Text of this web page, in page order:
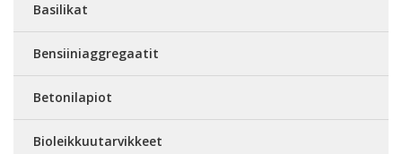
Basilikat
Bensiiniaggregaatit
Betonilapiot
Bioleikkuutarvikkeet